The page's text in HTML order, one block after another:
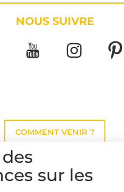
NOUS SUIVRE
COMMENT VENIR ?
sur les